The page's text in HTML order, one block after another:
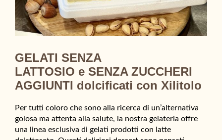
GELATI SENZA
LATTOSIO e SENZA ZUCCHERI
AGGIUNTI dolcificati con Xilitolo
Per tutti coloro che sono alla ricerca di un’alternativa
golosa ma attenta alla salute, la nostra gelateria offre
una linea esclusiva di gelati prodotti con latte